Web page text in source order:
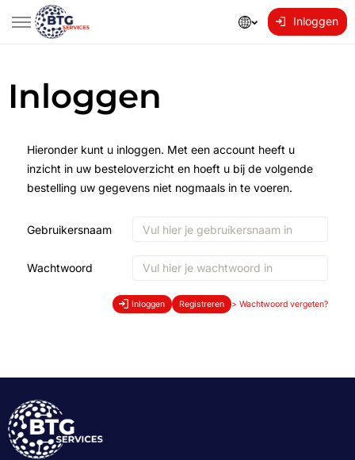
Inloggen
Inloggen
Hieronder kunt u inloggen. Met een account heeft u
inzicht in uw besteloverzicht en hoeft u bij de volgende
bestelling uw gegevens niet nogmaals in te voeren.
Gebruikersnaam
Wachtwoord
Inloggen Registreren > Wachtwoord vergeten?